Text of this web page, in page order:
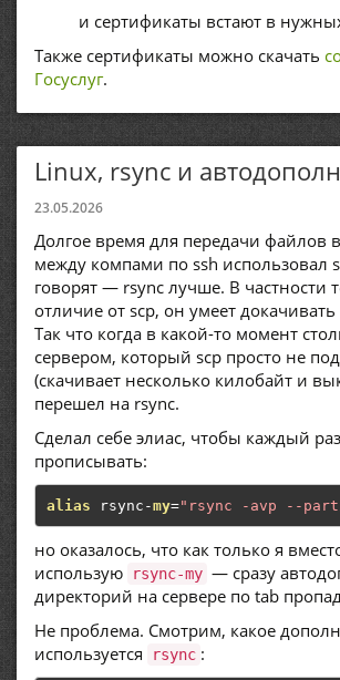
и сертификаты встают в
Также сертификаты можно скачать
Госуслуг.
Linux, rsync и
23.05.2026
Долгое время для передачи файлов
между компами по ssh использовал
говорят — rsync лучше. В частности
отличие от scp, он умеет
Так что когда в какой-то момент
сервером, который scp просто не
(скачивает несколько килобайт и
перешел на rsync.
Сделал себе элиас, чтобы каждый
прописывать:
alias rsync -my="rsync -avp --
но оказалось, что как только я
использую rsync-my — сразу
директорий на сервере по tab
Не проблема. Смотрим, какое
используется
rsync :